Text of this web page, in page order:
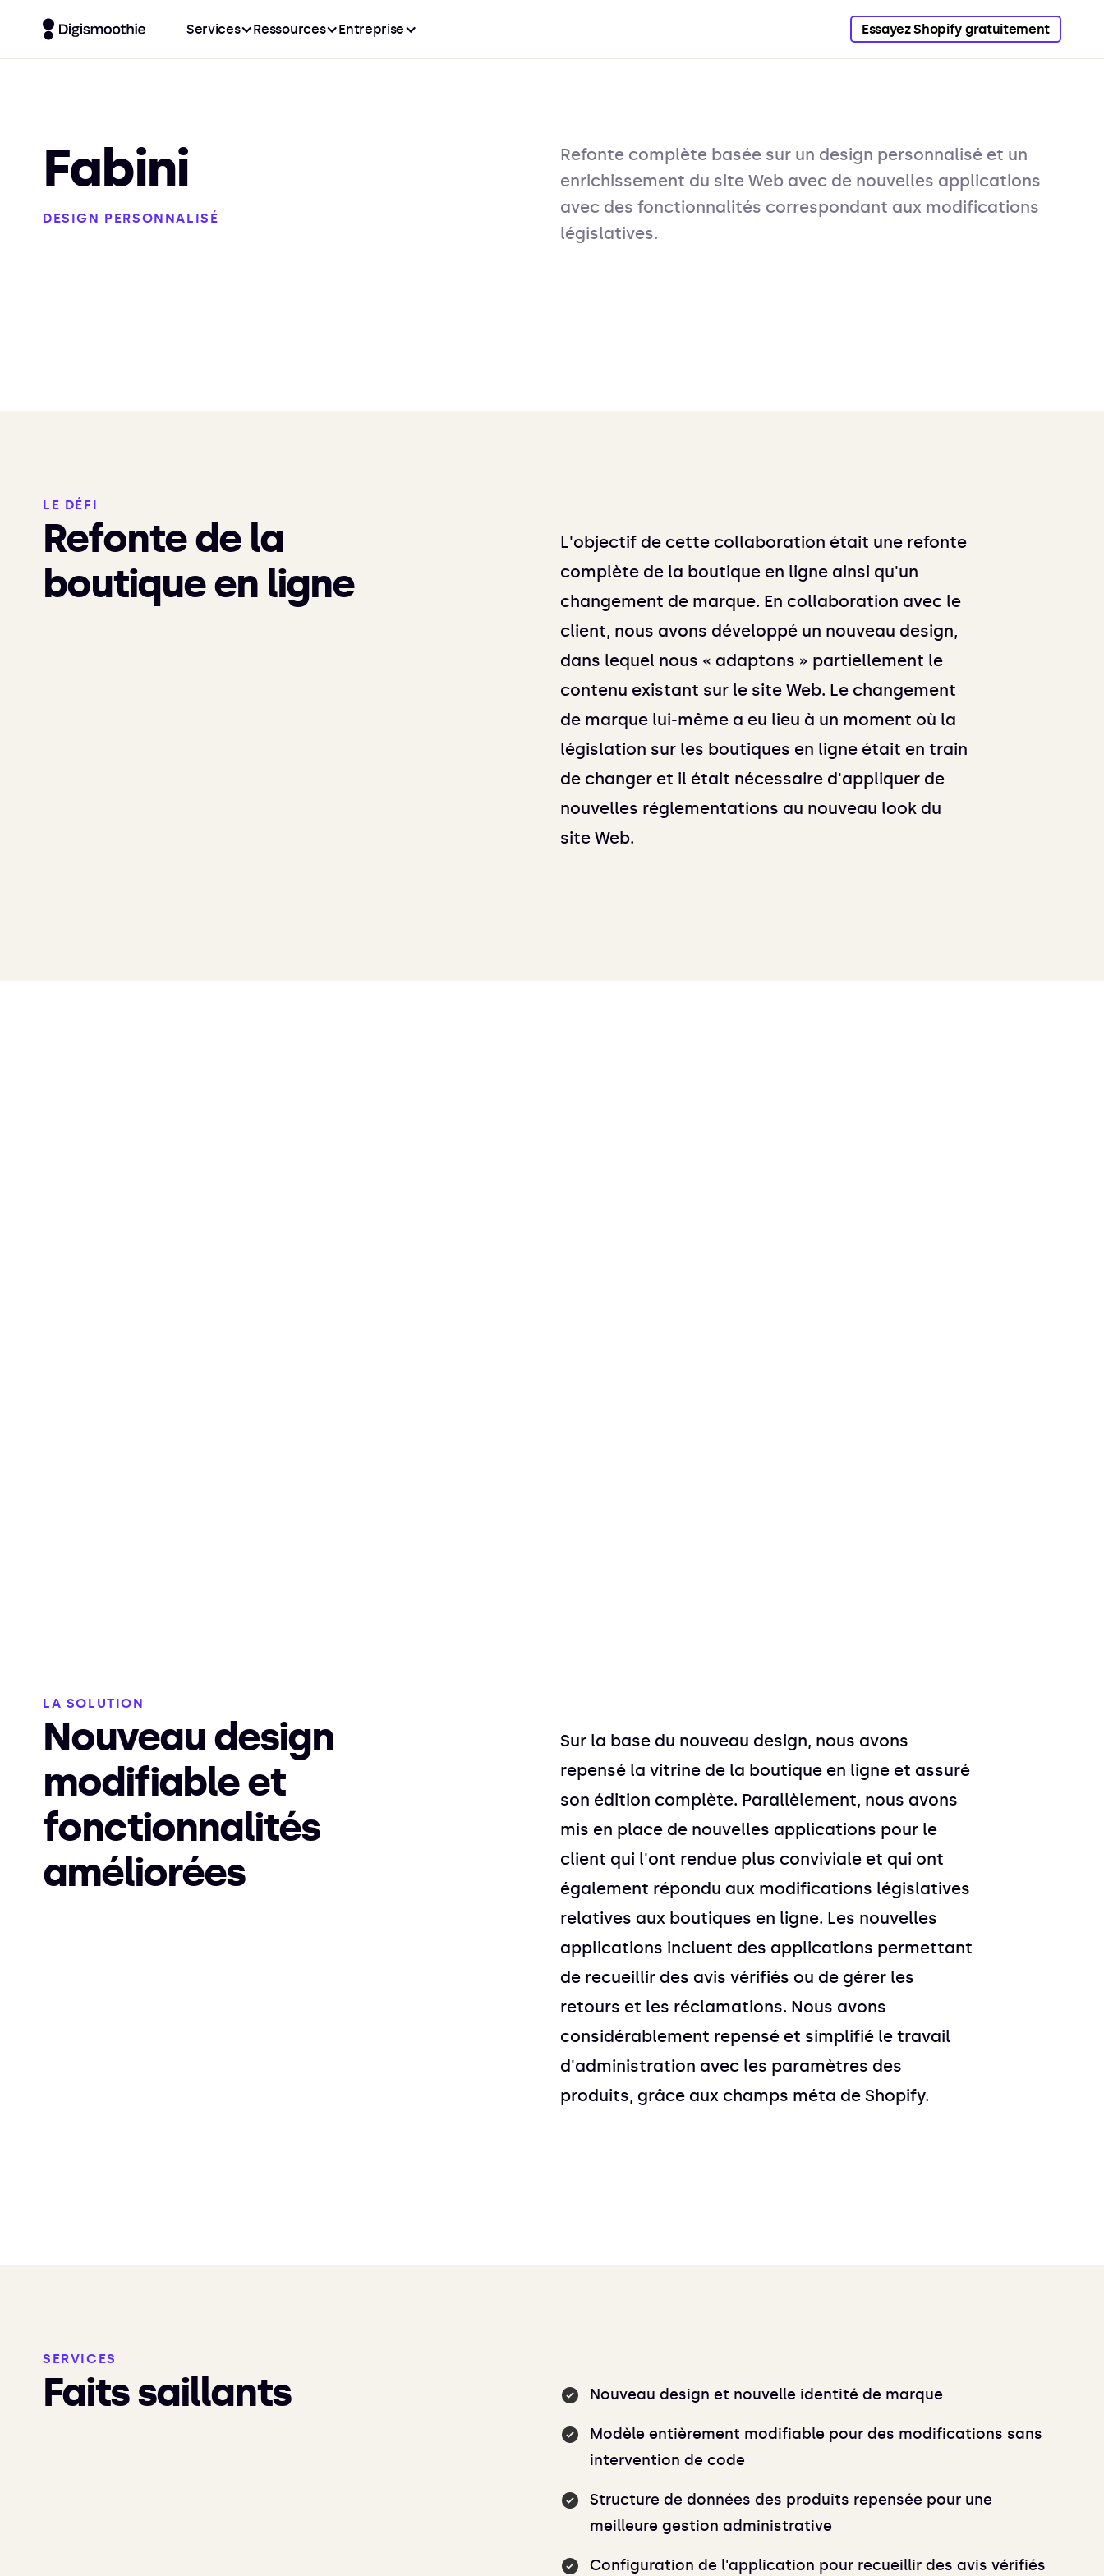
Services Ressources Entreprise Essayez Shopify gratuitement
DESIGN PERSONNALISÉ
Fabini
Refonte complète basée sur un design personnalisé et un
enrichissement du site Web avec de nouvelles applications
avec des fonctionnalités correspondant aux modifications
législatives.
LE DÉFI
Refonte de la
boutique en ligne
L'objectif de cette collaboration était une refonte
complète de la boutique en ligne ainsi qu'un
changement de marque. En collaboration avec le
client, nous avons développé un nouveau design,
dans lequel nous « adaptons » partiellement le
contenu existant sur le site Web. Le changement
de marque lui-même a eu lieu à un moment où la
législation sur les boutiques en ligne était en train
de changer et il était nécessaire d'appliquer de
nouvelles réglementations au nouveau look du
site Web.
LA SOLUTION
Nouveau design
modifiable et
fonctionnalités
améliorées
Sur la base du nouveau design, nous avons
repensé la vitrine de la boutique en ligne et assuré
son édition complète. Parallèlement, nous avons
mis en place de nouvelles applications pour le
client qui l'ont rendue plus conviviale et qui ont
également répondu aux modifications législatives
relatives aux boutiques en ligne. Les nouvelles
applications incluent des applications permettant
de recueillir des avis vérifiés ou de gérer les
retours et les réclamations. Nous avons
considérablement repensé et simplifié le travail
d'administration avec les paramètres des
produits, grâce aux champs méta de Shopify.
SERVICES
Faits saillants Nouveau design et nouvelle identité de marque
Modèle entièrement modifiable pour des modifications sans
intervention de code
Structure de données des produits repensée pour une
meilleure gestion administrative
Configuration de l'application pour recueillir des avis vérifiés